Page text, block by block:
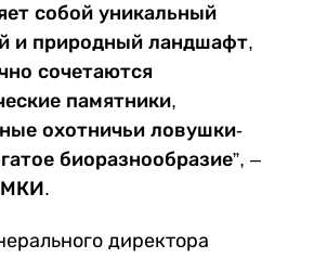
собой уникальный
и природный ландшафт,
сочетаются
памятники,
охотничьи ловушки-
биоразнообразие”, –
МКИ.
директора